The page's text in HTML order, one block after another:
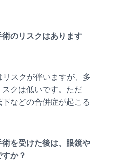
のリスクはあります
スクが伴いますが、多
クは低いです。ただ
などの合併症が起こる
を受けた後は、眼鏡や
か？